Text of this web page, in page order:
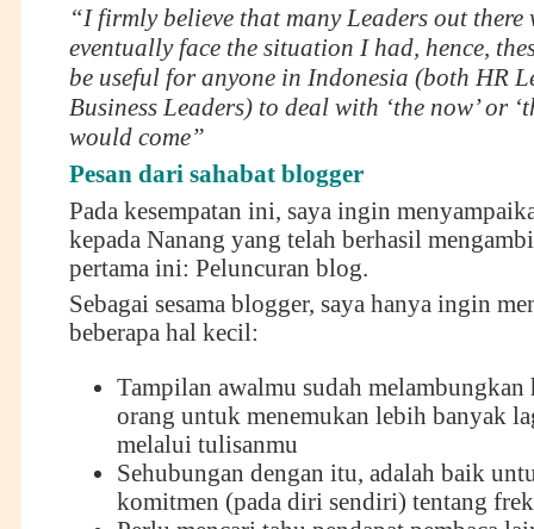
“I firmly believe that many Leaders out there
eventually face the situation I had, hence,
be useful for anyone in Indonesia (both HR
Business Leaders) to deal with ‘the now’ or
would come”
Pesan dari sahabat blogger
Pada kesempatan ini, saya ingin
kepada Nanang yang telah berhasil
pertama ini: Peluncuran blog.
Sebagai sesama blogger, saya hanya ingin
beberapa hal kecil:
Tampilan awalmu sudah melambungkan
orang untuk menemukan lebih banyak
melalui tulisanmu
Sehubungan dengan itu, adalah baik
komitmen (pada diri sendiri) tentang